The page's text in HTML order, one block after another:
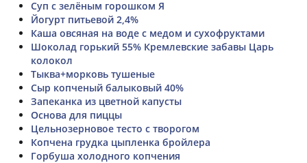
Суп с зелёным горошком Я
Йогурт питьевой 2,4%
Каша овсяная на воде с медом и сухофруктами
Шоколад горький 55% Кремлевские забавы Царь
колокол
Тыква+морковь тушеные
Сыр копченый балыковый 40%
Запеканка из цветной капусты
Основа для пиццы
Цельнозерновое тесто с творогом
Копчена грудка цыпленка бройлера
Горбуша холодного копчения